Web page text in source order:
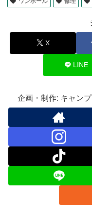
X
LINE
企画・制作: キャン